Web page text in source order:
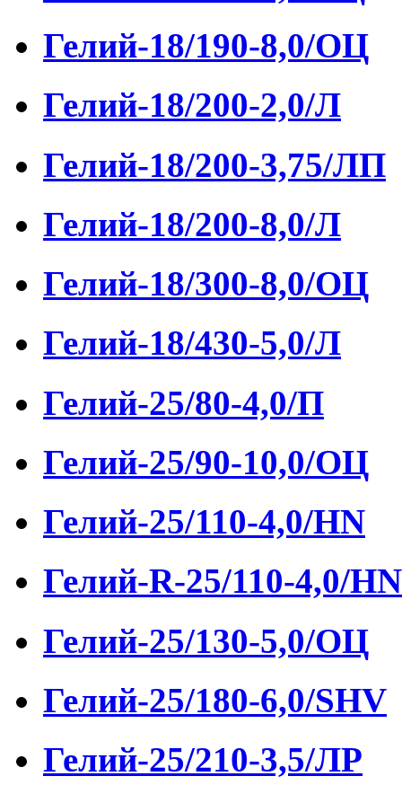
Гелий-18/190-8,0/ОЦ
Гелий-18/200-2,0/Л
Гелий-18/200-3,75/ЛП
Гелий-18/200-8,0/Л
Гелий-18/300-8,0/ОЦ
Гелий-18/430-5,0/Л
Гелий-25/80-4,0/П
Гелий-25/90-10,0/ОЦ
Гелий-25/110-4,0/HN
Гелий-R-25/110-4,0/HN
Гелий-25/130-5,0/ОЦ
Гелий-25/180-6,0/SHV
Гелий-25/210-3,5/ЛР